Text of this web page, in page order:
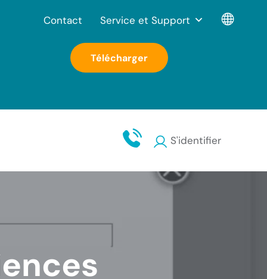
Télécharger
S'identifier
Contact Service et Support